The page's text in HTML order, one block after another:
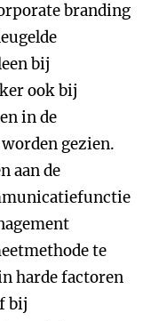
branding
bij
ook bij
in de
gezien.
aan de
te
harde factoren
bij